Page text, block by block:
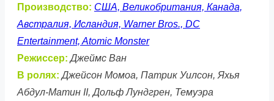
Производство: США, Великобритания, Канада,
Австралия, Исландия, Warner Bros., DC
Entertainment, Atomic Monster
Режиссер: Джеймс Ван
В ролях: Джейсон Момоа, Патрик Уилсон, Яхья
Абдул-Матин II, Дольф Лундгрен, Темуэра